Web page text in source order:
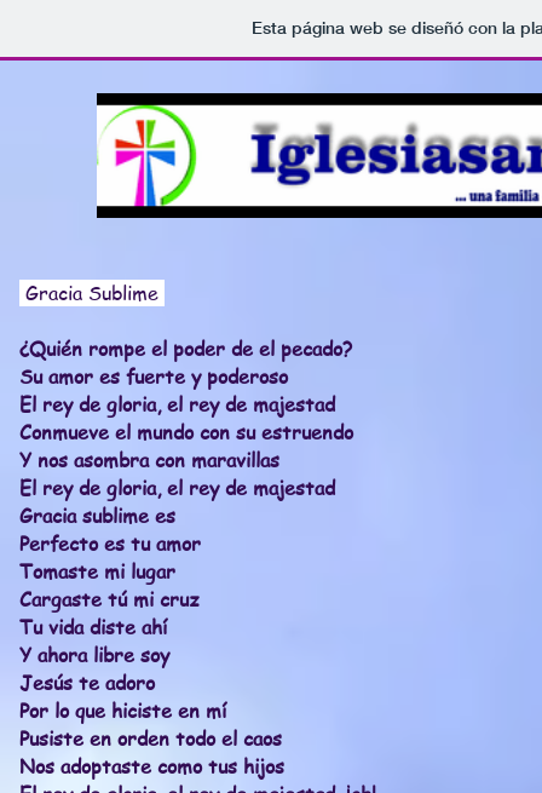
Esta página web se diseñó con la
Gracia Sublime
¿Quién rompe el poder de el pecado?
Su amor es fuerte y poderoso
El rey de gloria, el rey de majestad
Conmueve el mundo con su estruendo
Y nos asombra con maravillas
El rey de gloria, el rey de majestad
Gracia sublime es
Perfecto es tu amor
Tomaste mi lugar
Cargaste tú mi cruz
Tu vida diste ahí
Y ahora libre soy
Jesús te adoro
Por lo que hiciste en mí
Pusiste en orden todo el caos
Nos adoptaste como tus hijos